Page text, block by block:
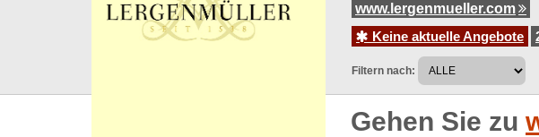
www.lergenmueller.com
Keine aktuelle Angebote
Filtern nach:
Gehen Sie zu